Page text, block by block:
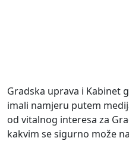
Gradska uprava i Kabinet
imali namjeru putem
od vitalnog interesa za
kakvim se sigurno može